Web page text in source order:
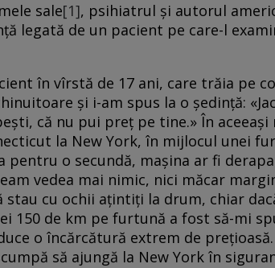
sale[1], psihiatrul și autorul
legată de un pacient pe care-l
în vîrstă de 17 ani, care trăia pe
și i-am spus la o ședință:
că nu pui preț pe tine.» În
la New York, în mijlocul unei
pentru o secundă, mașina ar fi
vedea mai nimic, nici măcar
stau cu ochii ațintiți la drum, chiar
150 de km pe furtună a fost să-mi
o încărcătură extrem de
să ajungă la New York în